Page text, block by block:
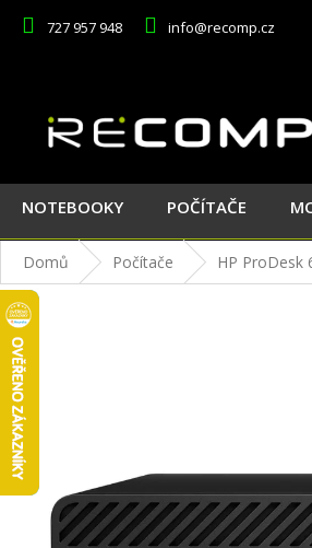
727 957 948 info@recomp.cz
NOTEBOOKY POČÍTAČE
Domů Počítače HP ProDesk